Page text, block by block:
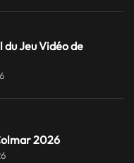
Jeu Vidéo de
2026